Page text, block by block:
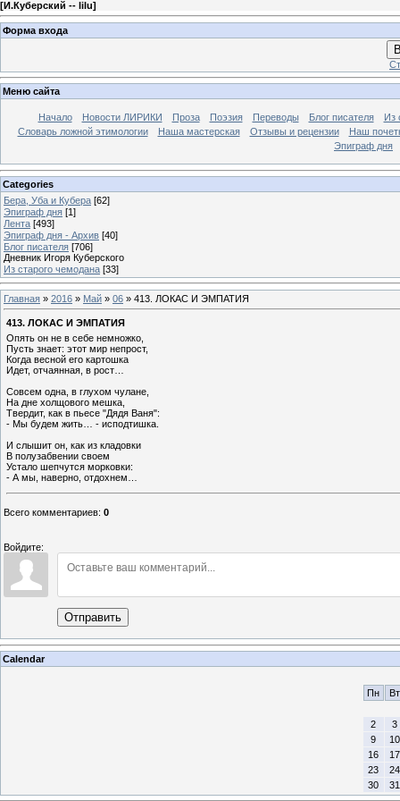
[И.Куберский -- lilu]
Форма входа
Меню сайта
Начало Новости ЛИРИКИ Проза Поэзия Переводы Блог писателя
Из
Словарь ложной этимологии
Наша мастерская Отзывы и рецензии
Наш
Эпиграф дня
Categories
Бера, Уба и Кубера [62]
Эпиграф дня [1]
Лента [493]
Эпиграф дня - Архив [40]
Блог писателя [706]
Дневник Игоря Куберского
Из старого чемодана [33]
Главная » 2016 » Май » 06 » 413. ЛОКАС И ЭМПАТИЯ
413. ЛОКАС И ЭМПАТИЯ
Опять он не в себе немножко,
Пусть знает: этот мир непрост,
Когда весной его картошка
Идет, отчаянная, в рост…
Совсем одна, в глухом чулане,
На дне холщового мешка,
Твердит, как в пьесе "Дядя Ваня":
- Мы будем жить… - исподтишка.
И слышит он, как из кладовки
В полузабвении своем
Устало шепчутся морковки:
- А мы, наверно, отдохнем…
Всего комментариев: 0
Войдите:
Отправить
Calendar
Пн Вт
2
3
9
10
16
17
23
24
30
31